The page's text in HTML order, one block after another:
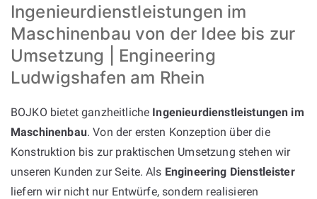
Ingenieurdienstleistungen im
Maschinenbau von der Idee bis zur
Umsetzung | Engineering
Ludwigshafen am Rhein
BOJKO bietet ganzheitliche Ingenieurdienstleistungen im
Maschinenbau. Von der ersten Konzeption über die
Konstruktion bis zur praktischen Umsetzung stehen wir
unseren Kunden zur Seite. Als Engineering Dienstleister
liefern wir nicht nur Entwürfe, sondern realisieren